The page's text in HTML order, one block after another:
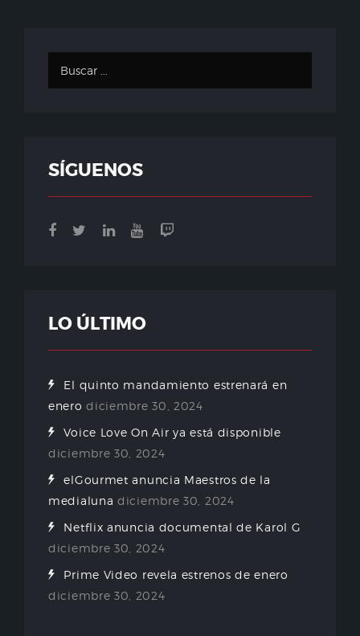
SÍGUENOS
LO ÚLTIMO
El quinto mandamiento estrenará en
enero diciembre 30, 2024
Voice Love On Air ya está disponible
diciembre 30, 2024
elGourmet anuncia Maestros de la
medialuna diciembre 30, 2024
Netflix anuncia documental de Karol G
diciembre 30, 2024
Prime Video revela estrenos de enero
diciembre 30, 2024